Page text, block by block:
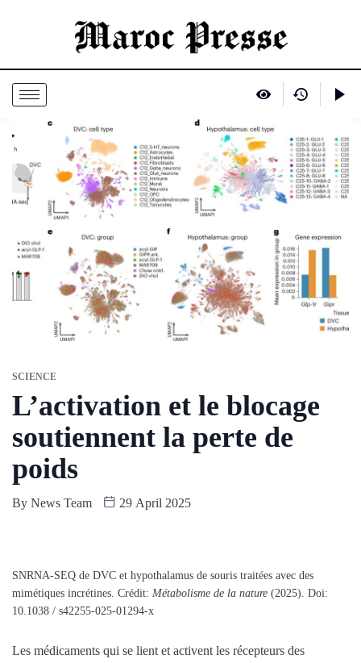
SCIENCE
L’activation et le blocage
soutiennent la perte de
poids
By News Team 29 April 2025
SNRNA-SEQ de DVC et hypothalamus de souris traitées avec des
mimétiques incrétines. Crédit: Métabolisme de la nature (2025). Doi:
10.1038 / s42255-025-01294-x
Les médicaments qui se lient et activent les récepteurs des